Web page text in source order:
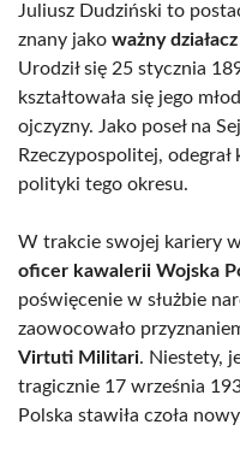
Juliusz Dudziński to
znany jako ważny
Urodził się 25 stycznia
kształtowała się jego
ojczyzny. Jako poseł na
Rzeczypospolitej,
polityki tego okresu.
W trakcie swojej kariery
oficer kawalerii Wojska
poświęcenie w służbie
zaowocowało
Virtuti Militari. Niestety,
tragicznie 17 września
Polska stawiła czoła